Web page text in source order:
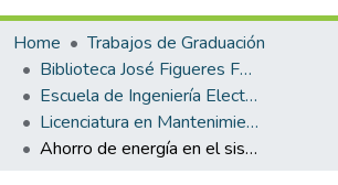
Home
Trabajos de Graduación
Biblioteca José Figueres Ferrer
Escuela de Ingeniería Electromecánica
Licenciatura en Mantenimiento Industrial
Ahorro de energía en el sistema de aire comprimido, siguiendo el Programa Lean Energy de Baxter Productos Médicos